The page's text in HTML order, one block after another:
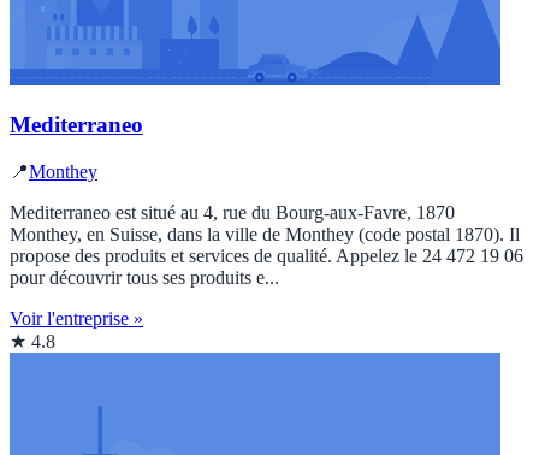
Mediterraneo
📍Monthey
Mediterraneo est situé au 4, rue du Bourg-aux-Favre, 1870
Monthey, en Suisse, dans la ville de Monthey (code postal 1870). Il
propose des produits et services de qualité. Appelez le 24 472 19 06
pour découvrir tous ses produits e...
Voir l'entreprise »
★ 4.8